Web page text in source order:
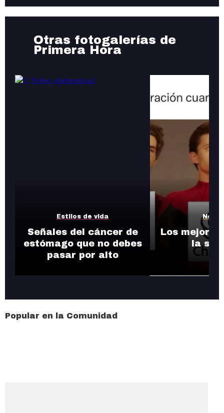
Otras fotogalerías de
Primera Hora
Estilos de vida
Señales del cáncer de
estómago que no debes
pasar por alto
Los
la
Popular en la Comunidad